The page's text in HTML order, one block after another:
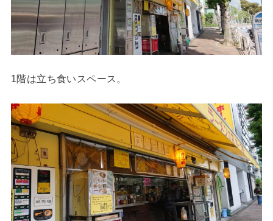
1階は立ち食いスペース。